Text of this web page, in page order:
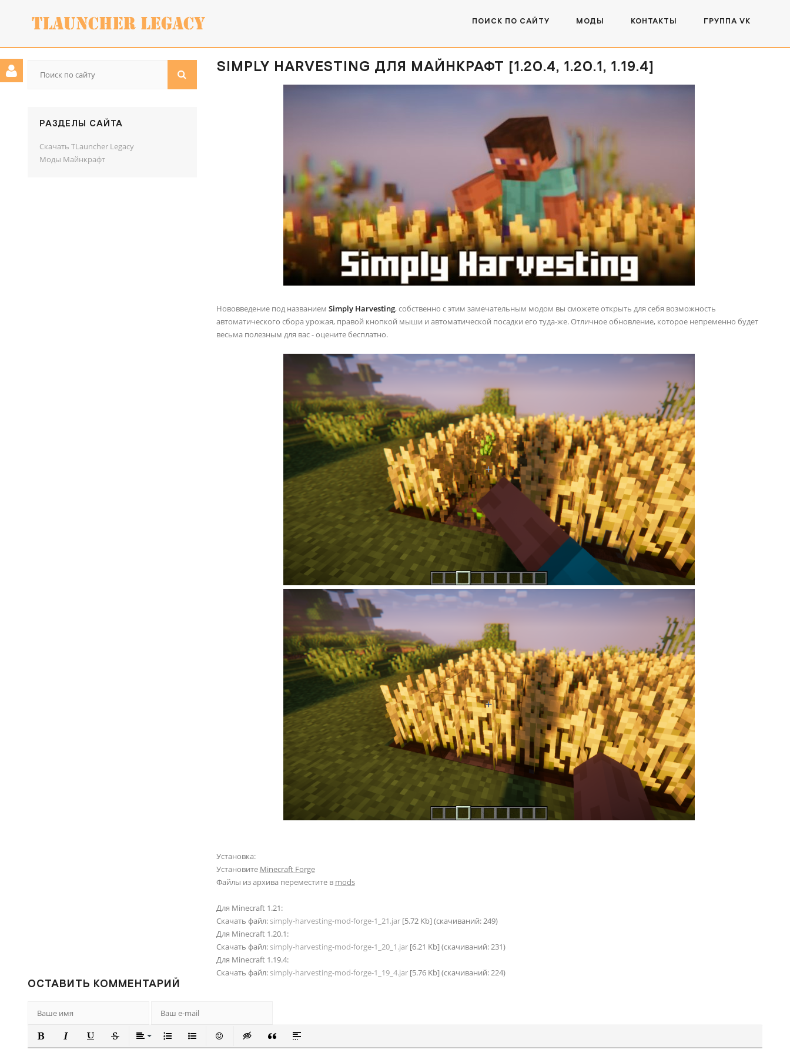
ПОИСК ПО САЙТУ МОДЫ КОНТАКТЫ ГРУППА VK
SIMPLY HARVESTING ДЛЯ МАЙНКРАФТ [1.20.4, 1.20.1, 1.19.4]
Нововведение под названием Simply Harvesting, собственно с этим замечательным модом вы сможете открыть для себя возможность
автоматического сбора урожая, правой кнопкой мыши и автоматической посадки его туда-же. Отличное обновление, которое непременно будет
весьма полезным для вас - оцените бесплатно.
Установка:
Установите Minecraft Forge
Файлы из архива переместите в mods
Для Minecraft 1.21:
Скачать файл:simply-harvesting-mod-forge-1_21.jar [5.72 Kb] (cкачиваний: 249)
Для Minecraft 1.20.1:
Скачать файл:simply-harvesting-mod-forge-1_20_1.jar [6.21 Kb] (cкачиваний: 231)
Для Minecraft 1.19.4:
Скачать файл:simply-harvesting-mod-forge-1_19_4.jar [5.76 Kb] (cкачиваний: 224)
РАЗДЕЛЫ САЙТА
Скачать TLauncher Legacy
Моды Майнкрафт
ОСТАВИТЬ КОММЕНТАРИЙ